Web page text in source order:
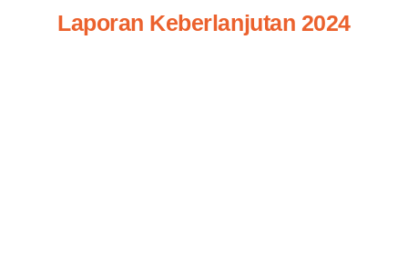
Laporan Keberlanjutan 2024